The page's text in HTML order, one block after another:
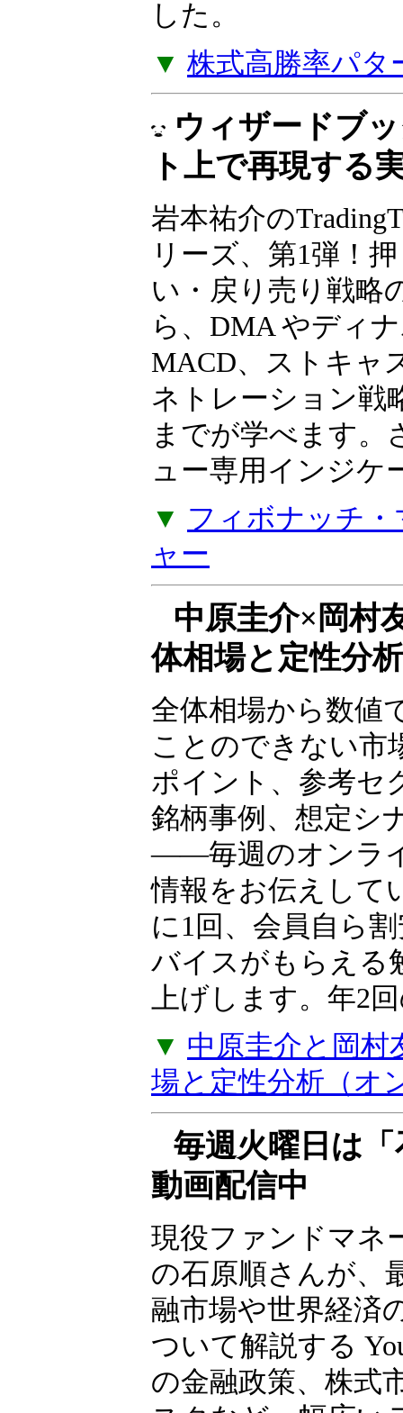
発しやすいかをデ
ディ氏の戦略を売
した。
▼ 株式高勝率パタ
ウィザードブ
ト上で再現する
岩本祐介の
リーズ、第1弾！
い・戻り売り戦略
ら、DMA やディ
MACD、ストキャ
ネトレーション戦
までが学べます。
ュー専用インジケ
▼ フィボナッチ
ャー
中原圭介×岡
体相場と定性分
全体相場から数値
ことのできない市
ポイント、参考セ
銘柄事例、想定シ
――毎週のオンラ
情報をお伝えして
に1回、会員自ら
バイスがもらえる
上げします。年2
▼ 中原圭介と岡村
場と定性分析（オ
毎週火曜日は
動画配信中
現役ファンドマネ
の石原順さんが、
融市場や世界経済